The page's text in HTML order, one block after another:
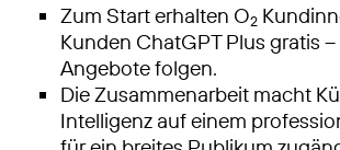
Zum Start erhalten O2
Kunden ChatGPT Plus gratis
Angebote folgen.
Die Zusammenarbeit macht
Intelligenz auf einem